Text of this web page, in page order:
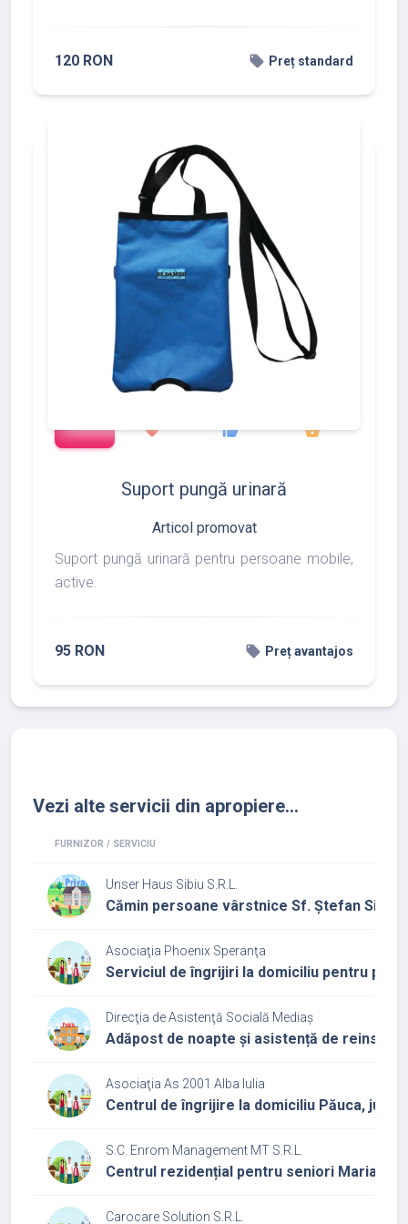
120 RON local_offer Preț standard
favorite thumb_up shopping_basket
Suport pungă urinară
Articol promovat
Suport pungă urinară pentru persoane mobile,
active.
95 RON local_offer Preț avantajos
Vezi alte servicii din apropiere...
FURNIZOR / SERVICIU
Unser Haus Sibiu S.R.L.
Cămin persoane vârstnice Sf. Ștefan Sibiu
Asociaţia Phoenix Speranţa
Serviciul de îngrijiri la domiciliu pentru
Direcţia de Asistenţă Socială Mediaș
Adăpost de noapte și asistență de
Asociaţia As 2001 Alba Iulia
Centrul de îngrijire la domiciliu Păuca,
S.C. Enrom Management MT S.R.L.
Centrul rezidențial pentru seniori Maria-
Carocare Solution S.R.L.